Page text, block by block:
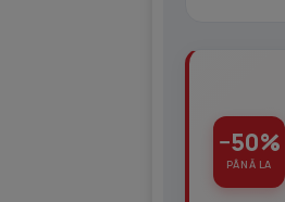
−50%
PÂNĂ LA